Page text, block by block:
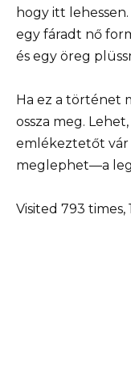
hogy itt
egy fáradt nő
és egy öreg
Ha ez a történet
ossza meg.
emlékeztetőt vár
meglephet—a
Visited 793 times,